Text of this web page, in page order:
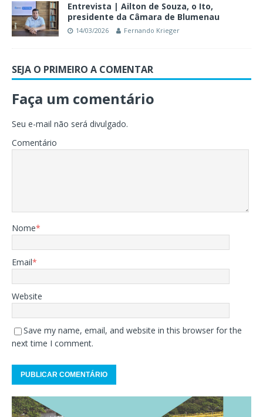
Entrevista | Ailton de Souza, o Ito,
presidente da Câmara de Blumenau
14/03/2026 Fernando Krieger
SEJA O PRIMEIRO A COMENTAR
Faça um comentário
Seu e-mail não será divulgado.
Comentário
Nome*
Email*
Website
Save my name, email, and website in this browser for the
next time I comment.